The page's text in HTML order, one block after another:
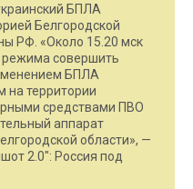
БПЛА
Белгородской
РФ. «Около 15.20 мск
режима совершить
БПЛА
на территории
средствами ПВО
аппарат
области», —
2.0″: Россия под